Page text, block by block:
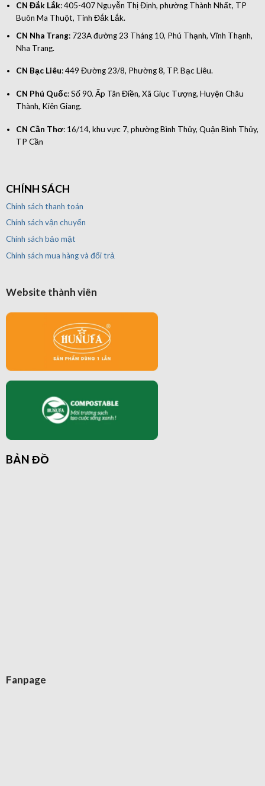
CN Đắk Lắk: 405-407 Nguyễn Thị Định, phường Thành Nhất, TP
Buôn Ma Thuột, Tỉnh Đắk Lắk.
CN Nha Trang: 723A đường 23 Tháng 10, Phú Thạnh, Vĩnh Thạnh,
Nha Trang.
CN Bạc Liêu: 449 Đường 23/8, Phường 8, TP. Bạc Liêu.
CN Phú Quốc: Số 90. Ấp Tân Điền, Xã Giục Tượng, Huyện Châu
Thành, Kiên Giang.
CN Cần Thơ: 16/14, khu vực 7, phường Bình Thủy, Quận Bình Thủy,
TP Cần
CHÍNH SÁCH
Chính sách thanh toán
Chính sách vận chuyển
Chính sách bảo mật
Chính sách mua hàng và đổi trả
Website thành viên
BẢN ĐỒ
Fanpage